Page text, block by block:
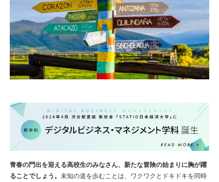
青春の門出を迎える高校生のみなさん、新たな冒険の始まりに胸が躍
ることでしょう。 未知の道を歩むことは、ワクワクとドキドキを同時